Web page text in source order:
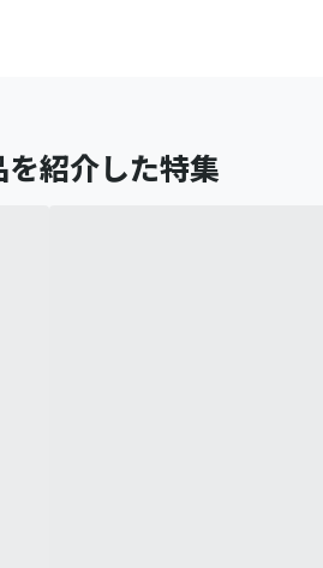
を紹介した特集